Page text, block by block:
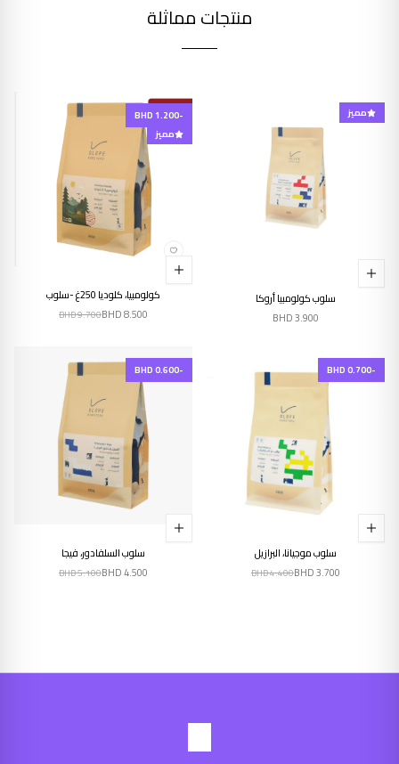
منتجات مماثلة
مميز
سلوب كولومبيا أروكا
BHD3.900
-BHD 1.200
مميز
كولومبيا، كلوديا 250غ -سلوب
BHD8.500
BHD9.700
-BHD 0.700
سلوب موجيانا، البرازيل
BHD3.700
BHD4.400
-BHD 0.600
سلوب السلفادور، فيجا
BHD4.500
BHD5.100